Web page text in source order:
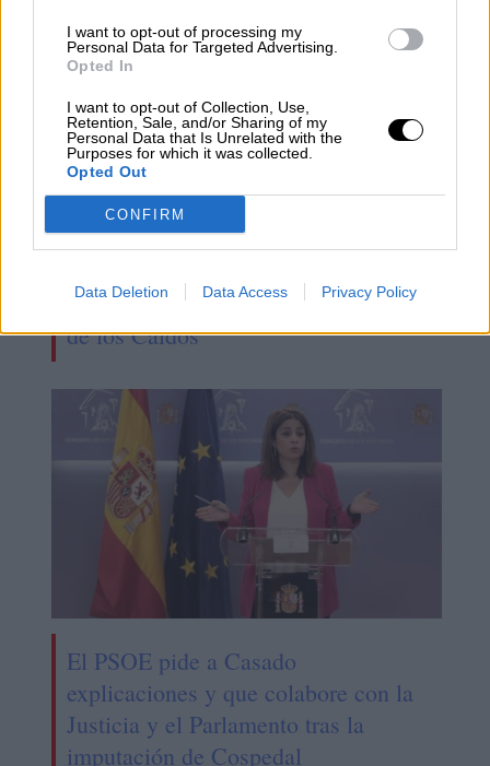
I want to opt-out of processing my
Personal Data for Targeted Advertising.
Opted In
I want to opt-out of Collection, Use,
Retention, Sale, and/or Sharing of my
Personal Data that Is Unrelated with the
Purposes for which it was collected.
Opted Out
CONFIRM
Data Deletion Data Access Privacy Policy
los restos de 77 personas del Valle
de los Caídos
El PSOE pide a Casado
explicaciones y que colabore con la
Justicia y el Parlamento tras la
imputación de Cospedal